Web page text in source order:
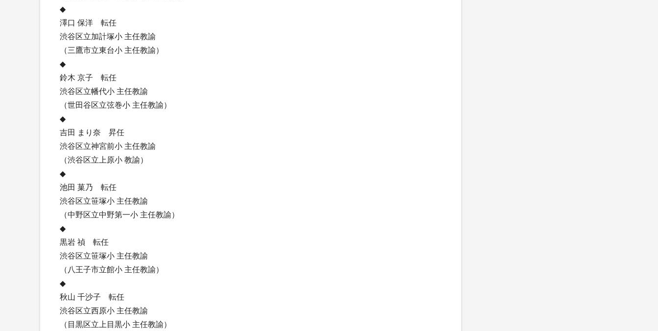
◆
澤口 保洋 転任
渋谷区立加計塚小 主任教諭
（三鷹市立東台小 主任教諭）
◆
鈴木 京子 転任
渋谷区立幡代小 主任教諭
（世田谷区立弦巻小 主任教諭）
◆
吉田 まり奈 昇任
渋谷区立神宮前小 主任教諭
（渋谷区立上原小 教諭）
◆
池田 菓乃 転任
渋谷区立笹塚小 主任教諭
（中野区立中野第一小 主任教諭）
◆
黒岩 禎 転任
渋谷区立笹塚小 主任教諭
（八王子市立館小 主任教諭）
◆
秋山 千沙子 転任
渋谷区立西原小 主任教諭
（目黒区立上目黒小 主任教諭）